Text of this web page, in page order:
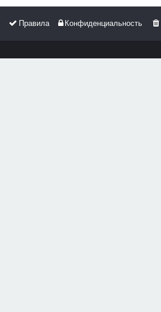
Конфиденциальность
Правила